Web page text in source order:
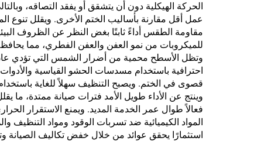
الحركة الهيكلية دون أن يتشقق أو يفقد التصاقه،
عمل أقل مقارنة بأساليب الختم الأخرى. ويقلل
مقاومة الطقس أداءً ثابتًا بغض النظر عن الظروف
وتظل الأسطح محمية من أضرار الشمس التي تؤدي عادةً
احترافية باستخدام مسدسات الحشو القياسية والأدوات
قصوى في الختم. ويصبح التنظيف سهلاً للغاية باستخدام
وينتج عن الأداء طويل الأمد فترات صيانة ممتدة، ما
فعالاً طوال عمر الخدمة المديد. ويمنع الاستقرار
المواد الكيميائية ضد تسربات الوقود ومواد التنظيف
استثمارًا يحقق عوائد من خلال خفض تكاليف الصيانة